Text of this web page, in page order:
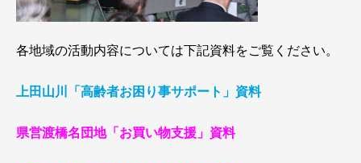
各地域の活動内容については下記資料をご覧ください。
上田山川「高齢者お困り事サポート」資料
県営渡橋名団地「お買い物支援」資料